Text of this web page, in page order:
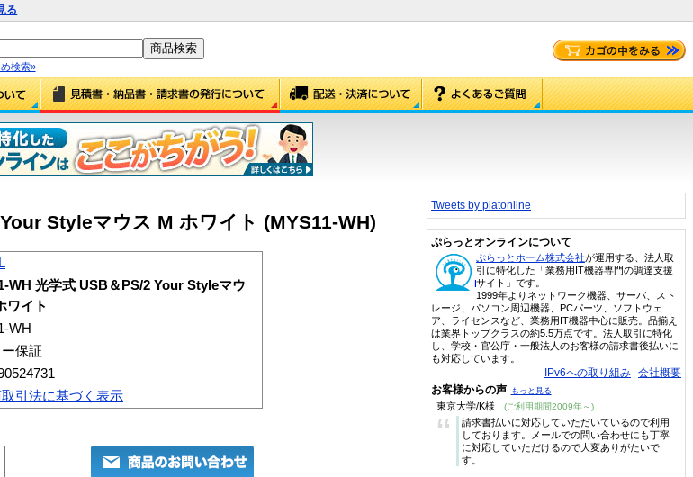
る
検索»
Styleマウス M ホワイト (MYS11-WH)
WH 光学式 USB＆PS/2 Your Styleマウ
ワイト
WH
ー保証
引法に基づく表示
Tweets by platonline
ぷらっとオンラインについて
ぷらっとホーム株式会社が運用する、法人取
引に特化した「業務用IT機器専門の調達支援
サイト」です。
1999年よりネットワーク機器、サーバ、スト
レージ、パソコン周辺機器、PCパーツ、ソフトウェ
ア、ライセンスなど、業務用IT機器中心に販売。品揃え
は業界トップクラスの約5.5万点です。法人取引に特化
し、学校・官公庁・一般法人のお客様の請求書後払いに
も対応しています。
IPv6への取り組み 会社概要
お客様からの声 もっと見る
東京大学/K様 (ご利用期間2009年～)
“
請求書払いに対応していただいているので利用
しております。メールでの問い合わせにも丁寧
に対応していただけるので大変ありがたいで
す。